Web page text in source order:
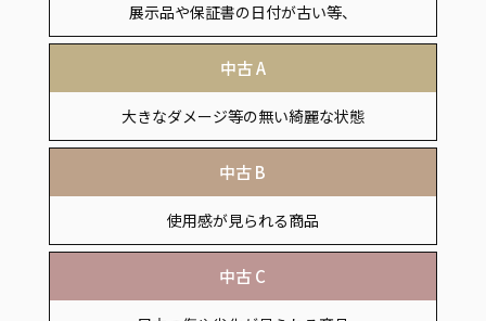
展示品や保証書の日付が古い等、
付属品の欠品がある商品
中古 A
大きなダメージ等の無い綺麗な状態
中古 B
使用感が見られる商品
中古 C